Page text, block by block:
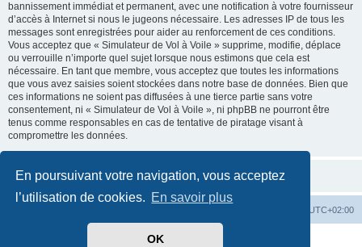
En poursuivant votre navigation, vous acceptez
l’utilisation de cookies. En savoir plus
OK
bannissement immédiat et permanent, avec une notification à votre fournisseur
d’accès à Internet si nous le jugeons nécessaire. Les adresses IP de tous les
messages sont enregistrées pour aider au renforcement de ces conditions.
Vous acceptez que « Simulateur de Vol à Voile » supprime, modifie, déplace
ou verrouille n’importe quel sujet lorsque nous estimons que cela est
nécessaire. En tant que membre, vous acceptez que toutes les informations
que vous avez saisies soient stockées dans notre base de données. Bien que
ces informations ne soient pas diffusées à une tierce partie sans votre
consentement, ni « Simulateur de Vol à Voile », ni phpBB ne pourront être
tenus comme responsables en cas de tentative de piratage visant à
compromettre les données.
UTC+02:00
phpBB ® Forum Software © phpBB Limited